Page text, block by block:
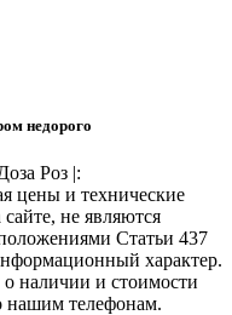
недорого
Роз |:
цены и технические
не являются
Статьи 437
характер.
наличии и стоимости
нашим телефонам.